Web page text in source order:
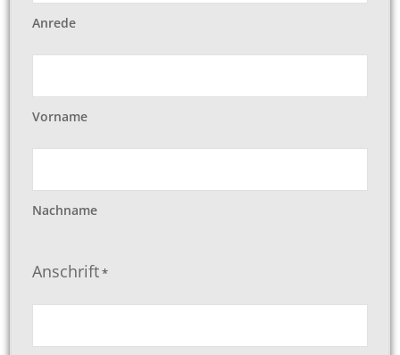
Anrede
Vorname
Nachname
Anschrift*